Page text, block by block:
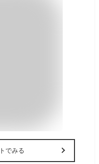
でみる